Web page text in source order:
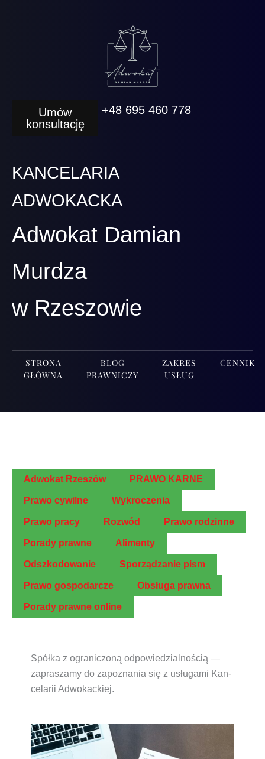
Umów
konsultację
+48 695 460 778
KANCELARIA
ADWOKACKA
Adwokat Damian
Murdza
w Rzeszowie
STRONA
GŁÓWNA
BLOG
PRAWNICZY
ZAKRES
USŁUG
CENNIK
Adwo­kat Rzeszów PRAWO KARNE
Pra­wo cywilne Wykro­cze­nia
Pra­wo pracy Roz­wód Pra­wo rodzinne
Pora­dy prawne Ali­men­ty
Odszko­do­wa­nie Spo­rzą­dza­nie pism
Pra­wo gospodarcze Obsłu­ga prawna
Pora­dy praw­ne online
Spół­ka z ogra­ni­czo­ną odpo­wie­dzial­no­ścią —
zapra­sza­my do zapo­zna­nia się z usłu­ga­mi Kan­
ce­la­rii Adwokackiej.